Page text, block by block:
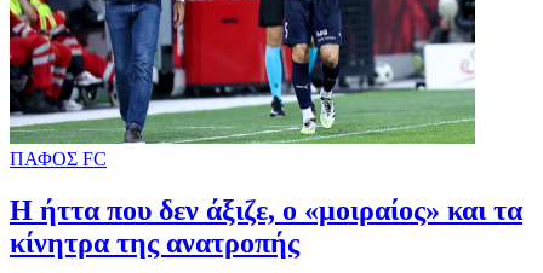
ΠΑΦΟΣ FC
Η ήττα που δεν άξιζε, ο «μοιραίος» και τα
κίνητρα της ανατροπής